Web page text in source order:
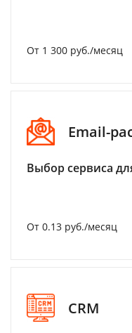
От 1 300 руб./месяц
Email-
Выбор сервиса
От 0.13 руб./месяц
CRM